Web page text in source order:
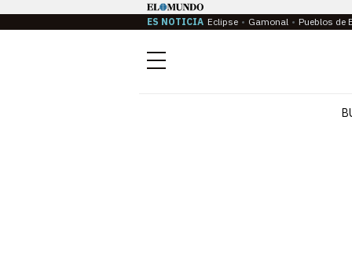
ES NOTICIA Eclipse Gamonal Pueblos de
Menú